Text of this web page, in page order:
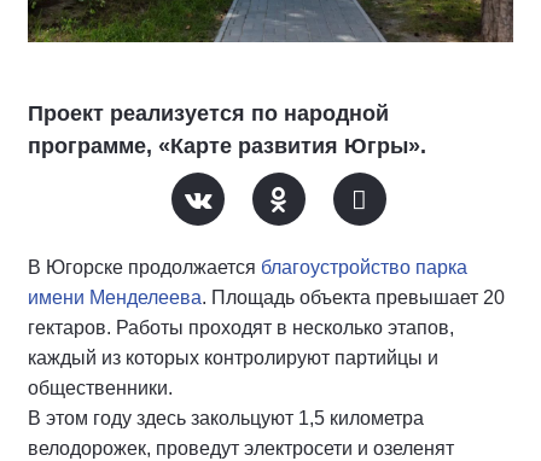
Проект реализуется по народной
программе, «Карте развития Югры».
В Югорске продолжается благоустройство парка
имени Менделеева. Площадь объекта превышает 20
гектаров. Работы проходят в несколько этапов,
каждый из которых контролируют партийцы и
общественники.
В этом году здесь закольцуют 1,5 километра
велодорожек, проведут электросети и озеленят